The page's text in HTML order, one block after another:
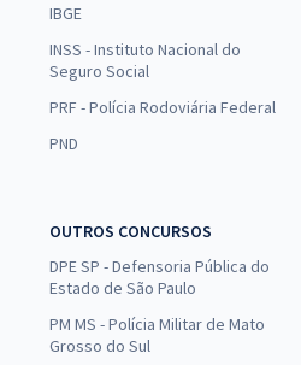
IBGE
INSS - Instituto Nacional do
Seguro Social
PRF - Polícia Rodoviária Federal
PND
OUTROS CONCURSOS
DPE SP - Defensoria Pública do
Estado de São Paulo
PM MS - Polícia Militar de Mato
Grosso do Sul